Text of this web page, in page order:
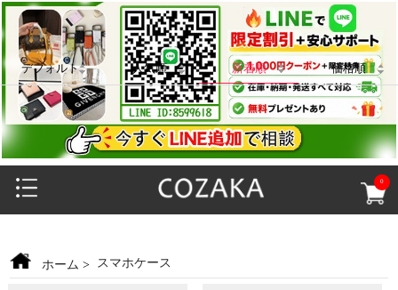
0
デフォルト 人気順 新着順 価格順
ホーム > スマホケース